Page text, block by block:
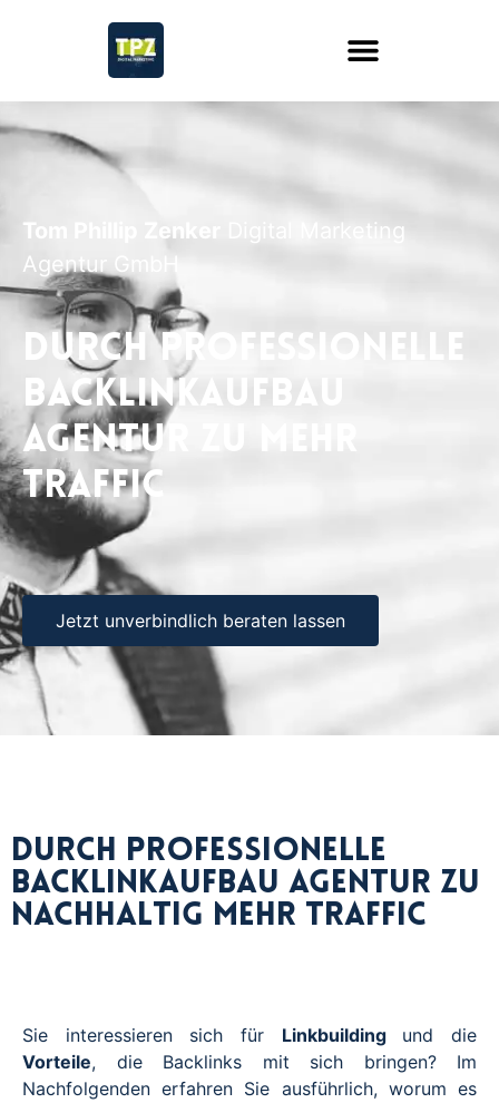
Tom Phillip Zenker
Digital Marketing
Agentur GmbH
Durch professionelle
Backlinkaufbau
Agentur zu mehr
Traffic
Jetzt unverbindlich beraten lassen
Durch professionelle
Backlinkaufbau Agentur zu
nachhaltig mehr Traffic
Sie interessieren sich für Linkbuilding und die
Vorteile, die Backlinks mit sich bringen? Im
Nachfolgenden erfahren Sie ausführlich, worum es